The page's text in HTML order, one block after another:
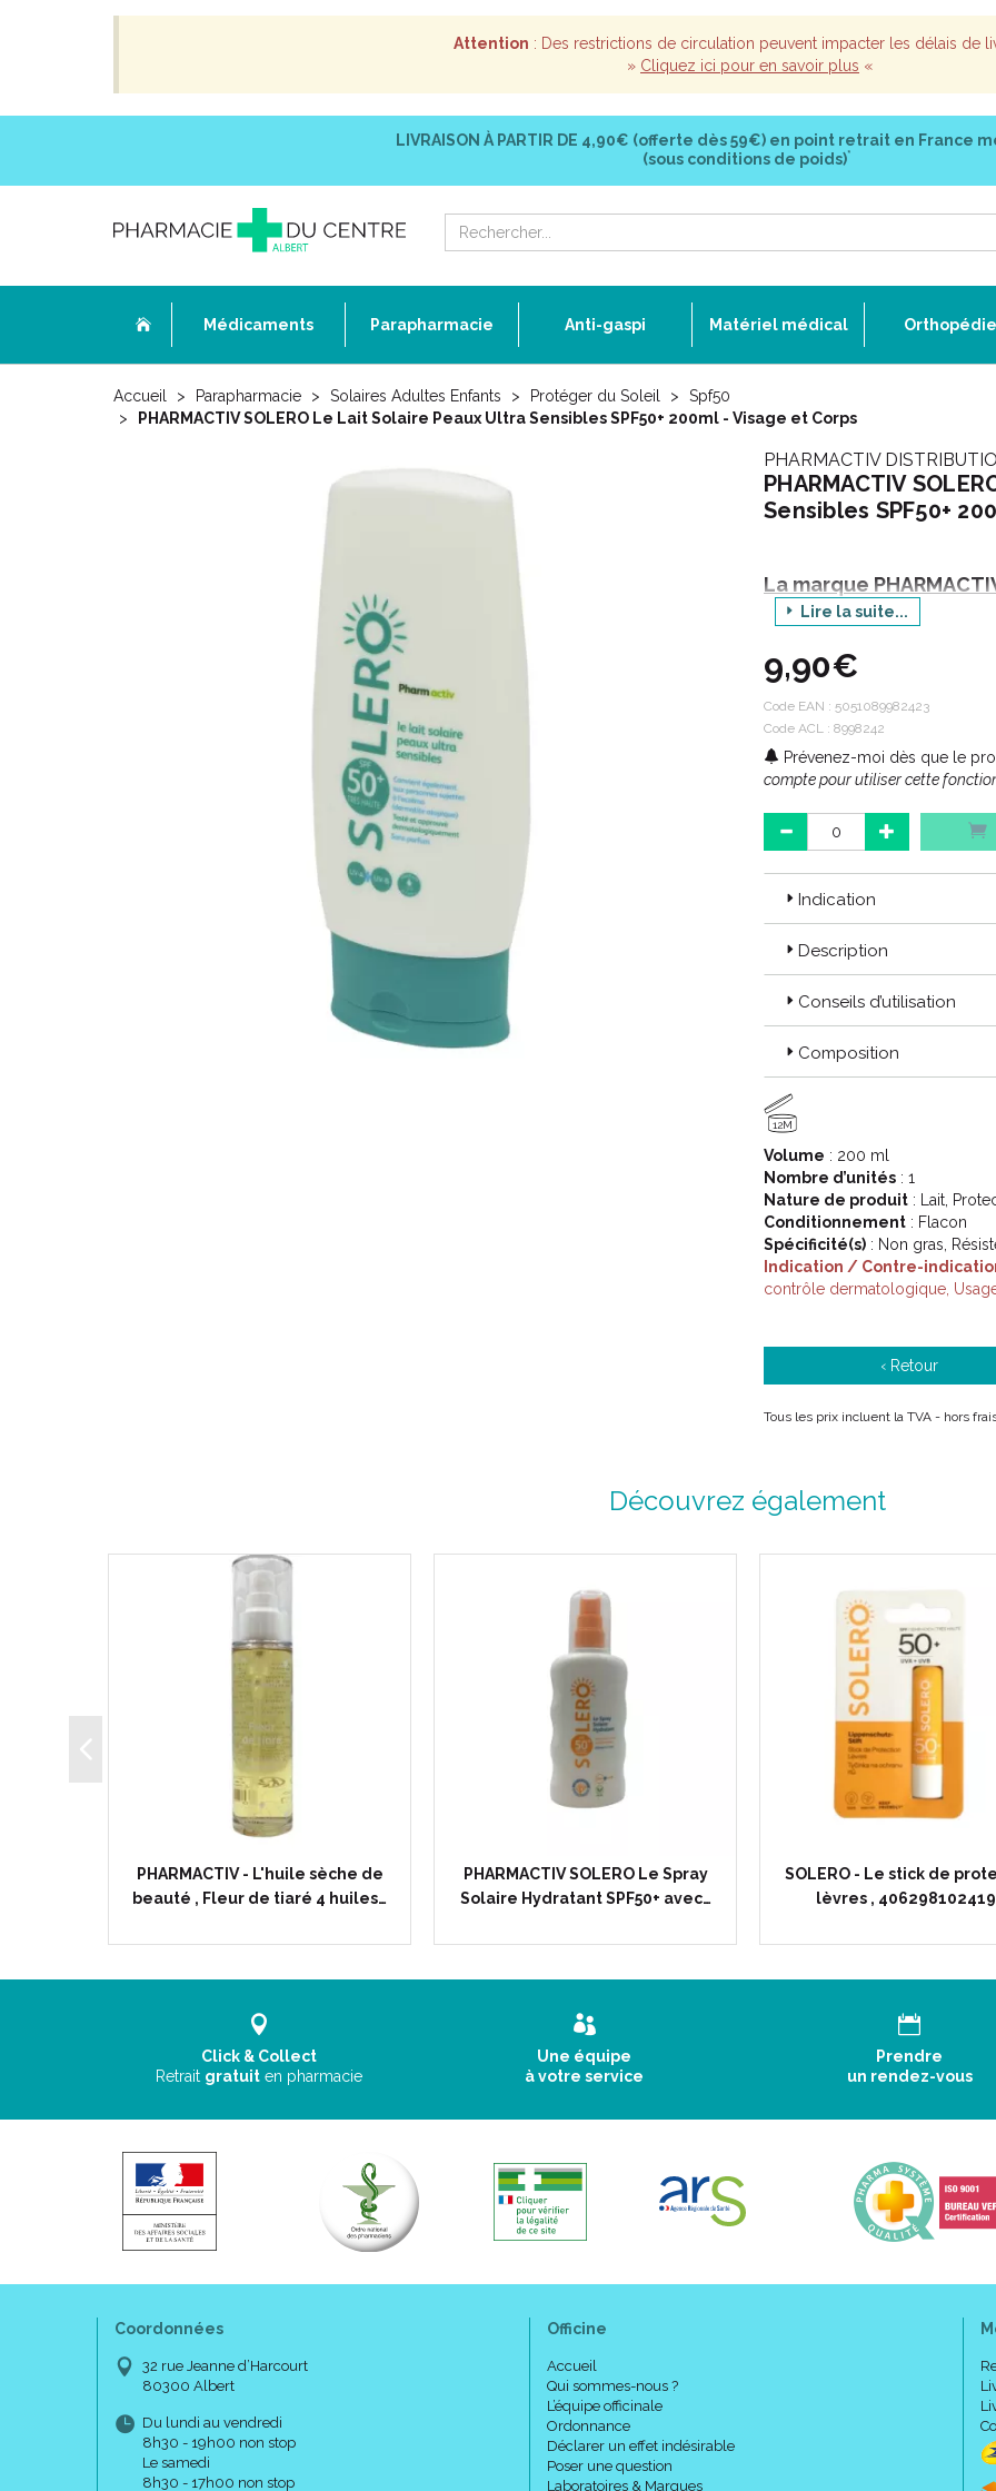
Attention : Des restrictions de circulation peuvent impacter les délais de
» Cliquez ici pour en savoir plus «
LIVRAISON À PARTIR DE 4,90€ (offerte dès 59€) en point retrait en France
(sous conditions de poids)*
Médicaments Parapharmacie Anti-gaspi Matériel médical Orthopédie
Accueil Parapharmacie Solaires Adultes Enfants Protéger du Soleil
Spf50
PHARMACTIV SOLERO Le Lait Solaire Peaux Ultra Sensibles SPF50+ 200ml - Visage et Corps
PHARMACTIV
PHARMACTIV
Sensibles SPF50+
La marque
La marque PHARMACTIV est
à toute la famille. Proposée en
réseau Pharmactiv, elle
leur qualité irréprochable et leur
Les valeurs
Formulations :
Des actifs reconnus pour
Des conservateurs
conditionnements.
Des formulations
Le potentiel sensibilisant de
Famille :
Une solution adaptée à
pour les peaux les plus
Prix :
Votre pharmacien
meilleur prix et en
Lire la suite...
9,90€
Code EAN : 5051089982423
Code ACL : 8998242
Prévenez-moi dès que le
compte pour utiliser cette
Indication
Description
Conseils d’utilisation
Composition
12M
Volume : 200 ml
Nombre d’unités : 1
Nature de produit : Lait,
Conditionnement : Flacon
Spécificité(s) : Non gras,
Indication / Contre-
contrôle dermatologique,
‹ Retour
Tous les prix incluent la TVA - hors
Découvrez également
PHARMACTIV - L'huile sèche de
beauté , Fleur de tiaré 4 huiles…
PHARMACTIV SOLERO Le Spray
Solaire Hydratant SPF50+ avec…
SOLERO - Le stick de
lèvres ,
Click & Collect
Retrait gratuit en pharmacie
Une équipe
à votre service
Prendre
un rendez-vous
Coordonnées
32 rue Jeanne d’Harcourt
80300 Albert
Du lundi au vendredi
8h30 - 19h00 non stop
Le samedi
8h30 - 17h00 non stop
Officine
Accueil
Qui sommes-nous ?
L’équipe officinale
Ordonnance
Déclarer un effet indésirable
Poser une question
Laboratoires & Marques